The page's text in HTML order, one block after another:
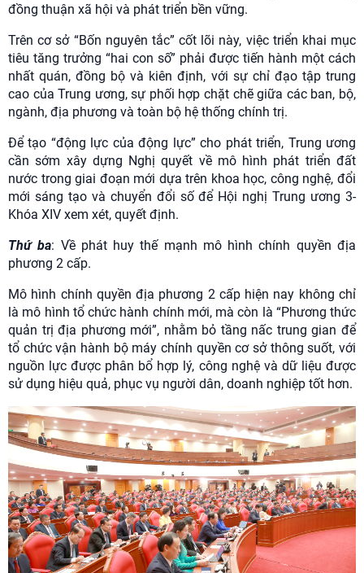
đồng thuận xã hội và phát triển bền vững.
Trên cơ sở “Bốn nguyên tắc” cốt lõi này, việc triển khai mục
tiêu tăng trưởng “hai con số” phải được tiến hành một cách
nhất quán, đồng bộ và kiên định, với sự chỉ đạo tập trung
cao của Trung ương, sự phối hợp chặt chẽ giữa các ban, bộ,
ngành, địa phương và toàn bộ hệ thống chính trị.
Để tạo “động lực của động lực” cho phát triển, Trung ương
cần sớm xây dựng Nghị quyết về mô hình phát triển đất
nước trong giai đoạn mới dựa trên khoa học, công nghệ, đổi
mới sáng tạo và chuyển đổi số để Hội nghị Trung ương 3-
Khóa XIV xem xét, quyết định.
Thứ ba: Về phát huy thế mạnh mô hình chính quyền địa
phương 2 cấp.
Mô hình chính quyền địa phương 2 cấp hiện nay không chỉ
là mô hình tổ chức hành chính mới, mà còn là “Phương thức
quản trị địa phương mới”, nhằm bỏ tầng nấc trung gian để
tổ chức vận hành bộ máy chính quyền cơ sở thông suốt, với
nguồn lực được phân bổ hợp lý, công nghệ và dữ liệu được
sử dụng hiệu quả, phục vụ người dân, doanh nghiệp tốt hơn.